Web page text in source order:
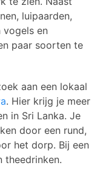
luipaarden,
vogels en
paar soorten te
aan een lokaal
. Hier krijg je meer
in Sri Lanka. Je
door een rund,
het dorp. Bij een
theedrinken.